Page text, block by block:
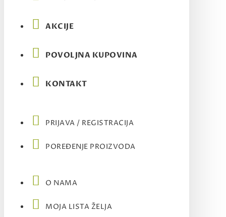
AKCIJE
POVOLJNA KUPOVINA
KONTAKT
PRIJAVA / REGISTRACIJA
POREĐENJE PROIZVODA
O NAMA
MOJA LISTA ŽELJA